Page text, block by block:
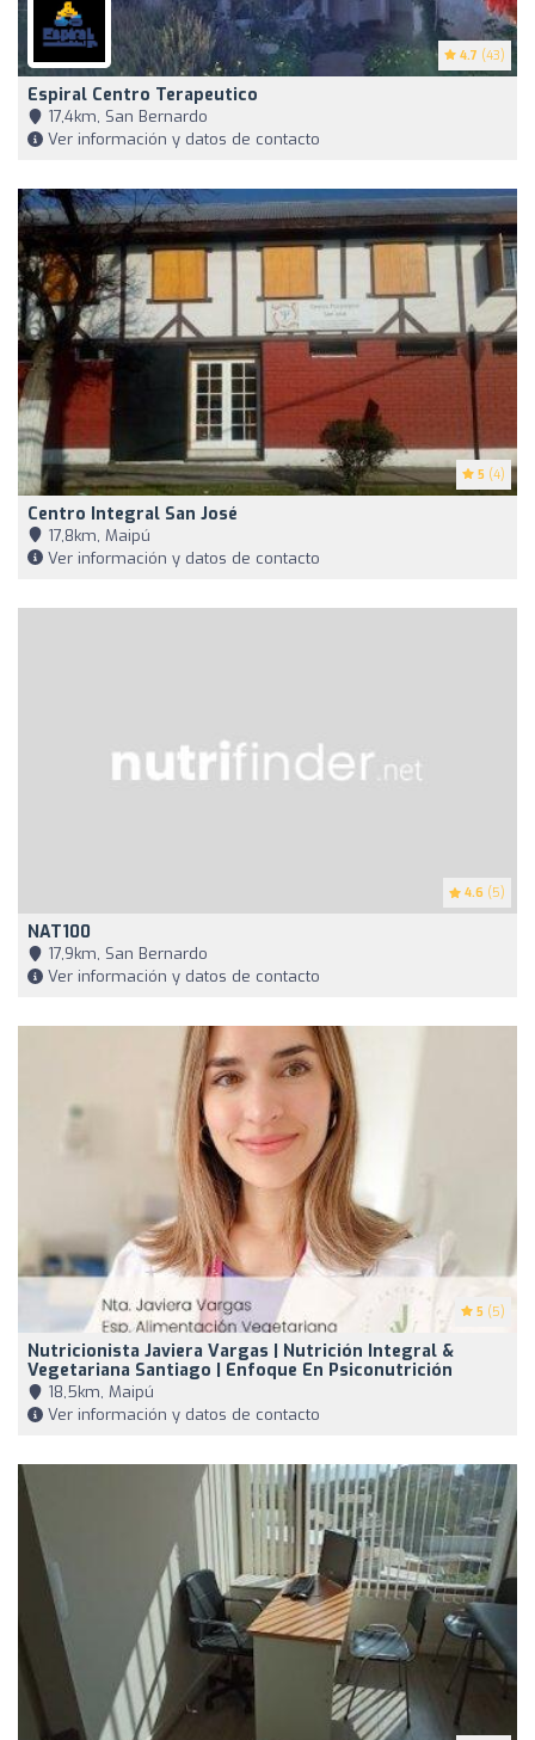
4.7 (43)
Espiral Centro Terapeutico
17,4km, San Bernardo
Ver información y datos de contacto
5 (4)
Centro Integral San José
17,8km, Maipú
Ver información y datos de contacto
4.6 (5)
NAT100
17,9km, San Bernardo
Ver información y datos de contacto
5 (5)
Nutricionista Javiera Vargas | Nutrición Integral &
Vegetariana Santiago | Enfoque En Psiconutrición
18,5km, Maipú
Ver información y datos de contacto